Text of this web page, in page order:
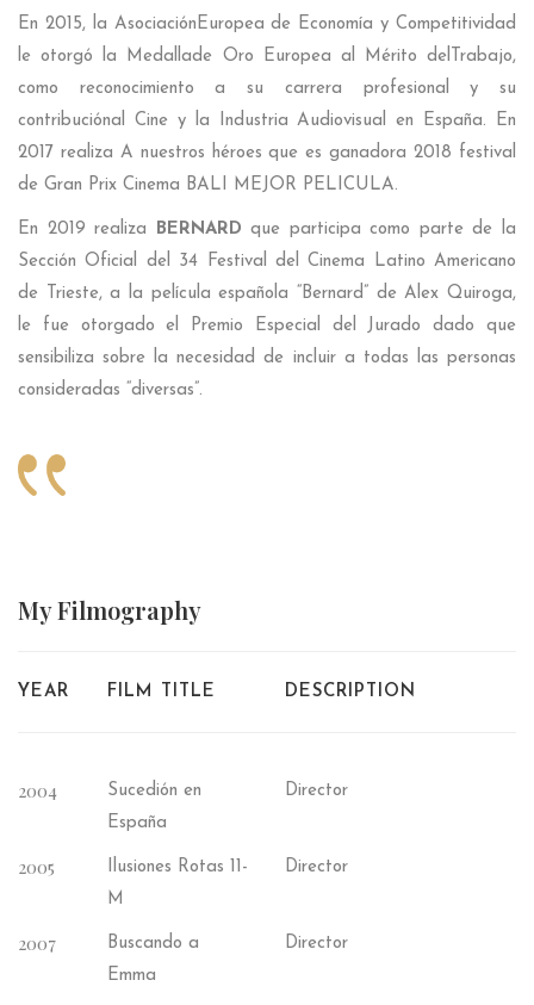
En 2015, la AsociaciónEuropea de Economía y Competitividad
le otorgó la Medallade Oro Europea al Mérito delTrabajo,
como reconocimiento a su carrera profesional y su
contribuciónal Cine y la Industria Audiovisual en España. En
2017 realiza A nuestros héroes que es ganadora 2018 festival
de Gran Prix Cinema BALI MEJOR PELICULA.
En 2019 realiza BERNARD que participa como parte de la
Sección Oficial del 34 Festival del Cinema Latino Americano
de Trieste, a la película española “Bernard” de Alex Quiroga,
le fue otorgado el Premio Especial del Jurado dado que
sensibiliza sobre la necesidad de incluir a todas las personas
consideradas “diversas”.
MyFilmography
YEAR FILM TITLE DESCRIPTION
2004
Sucedión en
España
Director
2005
Ilusiones Rotas 11-
M
Director
2007
Buscando a
Emma
Director